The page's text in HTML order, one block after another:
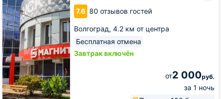
7.6 80 отзывов гостей
Волгоград, 4.2 км от центра
Бесплатная отмена
Завтрак включён
от2 000руб.
за 1 ночь
House